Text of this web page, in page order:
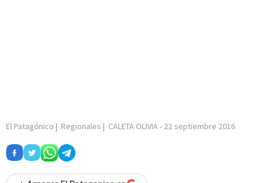
El Patagónico | Regionales | CALETA OLIVIA- 22 septiembre 2016